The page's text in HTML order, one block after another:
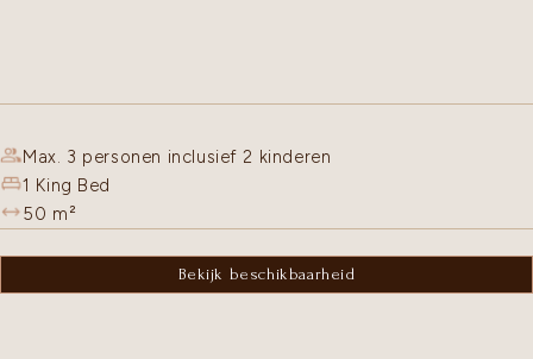
Max. 3 personen inclusief 2 kinderen
1 King Bed
50 m²
Bekijk beschikbaarheid